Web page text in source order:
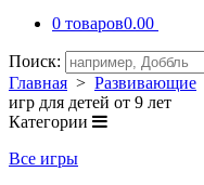
0 товаров0.00
Поиск:
Главная > Развивающие
игр для детей от 9 лет
Категории
Все игры